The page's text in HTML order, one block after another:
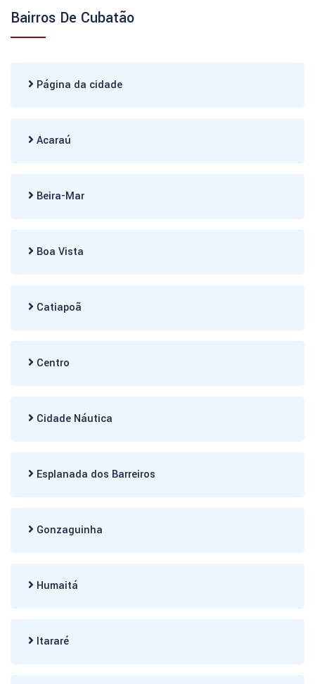
Bairros De Cubatão
Página da cidade
Acaraú
Beira-Mar
Boa Vista
Catiapoã
Centro
Cidade Náutica
Esplanada dos Barreiros
Gonzaguinha
Humaitá
Itararé